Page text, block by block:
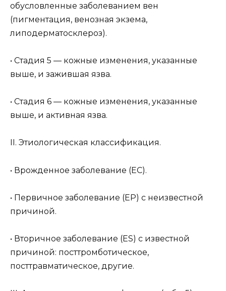
обусловленные заболеванием вен
(пигментация, венозная экзема,
липодерматосклероз).
• Стадия 5 — кожные изменения, указанные
выше, и зажившая язва.
• Стадия 6 — кожные изменения, указанные
выше, и активная язва.
II. Этиологическая классификация.
• Врожденное заболевание (ЕС).
• Первичное заболевание (EP) с неизвестной
причиной.
• Вторичное заболевание (ES) с известной
причиной: посттромботическое,
посттравматическое, другие.